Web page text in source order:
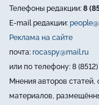
Телефоны редакции: 8
E-mail редакции:
Реклама на сайте
почта: rocaspy@mail.ru
или по телефону: 8
Мнения авторов
материалов,